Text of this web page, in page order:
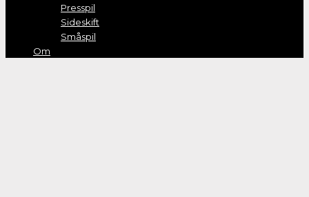
Presspil
Sideskift
Småspil
Om